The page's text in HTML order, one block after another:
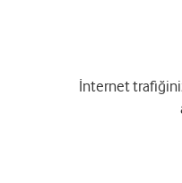
İnternet